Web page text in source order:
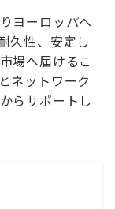
ヨーロッパへ
久性、安定し
場へ届けるこ
ネットワーク
らサポートし